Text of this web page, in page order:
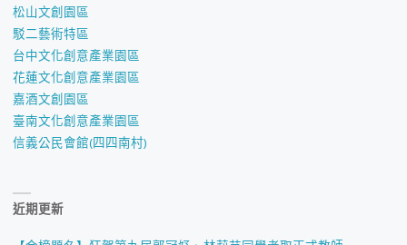
松山文創園區
駁二藝術特區
台中文化創意產業園區
花蓮文化創意產業園區
嘉酒文創園區
臺南文化創意產業園區
信義公民會館(四四南村)
近期更新